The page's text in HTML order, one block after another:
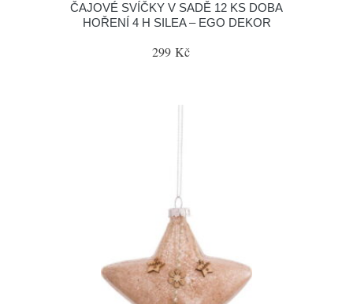
ČAJOVÉ SVÍČKY V SADĚ 12 KS DOBA
HOŘENÍ 4 H SILEA – EGO DEKOR
299 Kč